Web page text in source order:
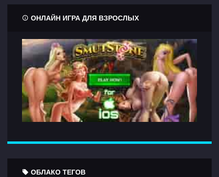
ОНЛАЙН ИГРА ДЛЯ ВЗРОСЛЫХ
ОБЛАКО ТЕГОВ